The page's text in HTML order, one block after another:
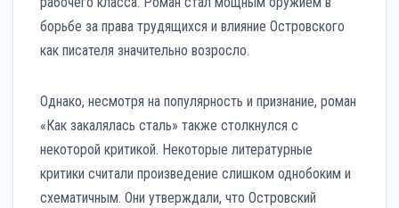
борьбе за права трудящихся и влияние Островского
как писателя значительно возросло.
Однако, несмотря на популярность и признание, роман
«Как закалялась сталь» также столкнулся с
некоторой критикой. Некоторые литературные
критики считали произведение слишком однобоким и
схематичным. Они утверждали, что Островский